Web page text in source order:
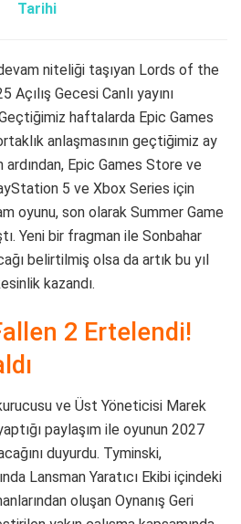
Tarihi
niteliği taşıyan Lords of the
Gecesi Canlı yayını
haftalarda Epic Games
anlaşmasının geçtiğimiz ay
Epic Games Store ve
5 ve Xbox Series için
oyunu, son olarak Summer Game
Yeni bir fragman ile Sonbahar
belirtilmiş olsa da artık bu yıl
kazandı.
2 Ertelendi!
ve Üst Yöneticisi Marek
paylaşım ile oyunun 2027
duyurdu. Tyminski,
Lansman Yaratıcı Ekibi içindeki
oluşan Oynanış Geri